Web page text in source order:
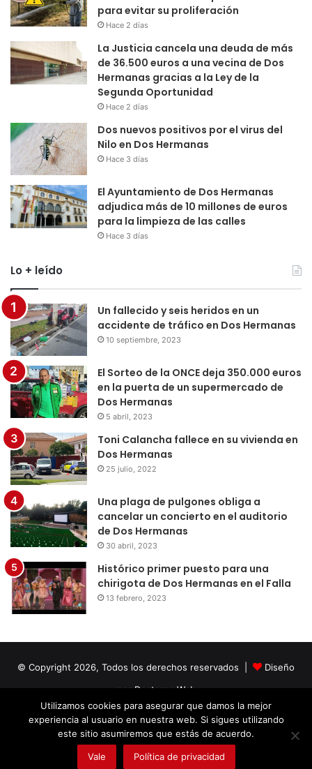
para evitar su proliferación
Hace 2 días
La Justicia cancela una deuda de más
de 36.500 euros a una vecina de Dos
Hermanas gracias a la Ley de la
Segunda Oportunidad
Hace 2 días
Dos nuevos positivos por el virus del
Nilo en Dos Hermanas
Hace 3 días
El Ayuntamiento de Dos Hermanas
adjudica más de 10 millones de euros
para la limpieza de las calles
Hace 3 días
Lo + leído
Un fallecido y seis heridos en un
accidente de tráfico en Dos Hermanas
10 septiembre, 2023
El Sorteo de la ONCE deja 350.000 euros
en la puerta de un supermercado de
Dos Hermanas
5 abril, 2023
Toni Calancha fallece en su vivienda en
Dos Hermanas
25 julio, 2022
Una plaga de pulgones obliga a
cancelar un concierto en el auditorio
de Dos Hermanas
30 abril, 2023
Histórico primer puesto para una
chirigota de Dos Hermanas en el Falla
13 febrero, 2023
© Copyright 2026, Todos los derechos reservados |
Diseño
por Doctores Web
Facebook
TwitterLinkedInYouTubeInstagram
Utilizamos cookies para asegurar que damos la mejor
experiencia al usuario en nuestra web. Si sigues utilizando
este sitio asumiremos que estás de acuerdo.
Vale Política de privacidad